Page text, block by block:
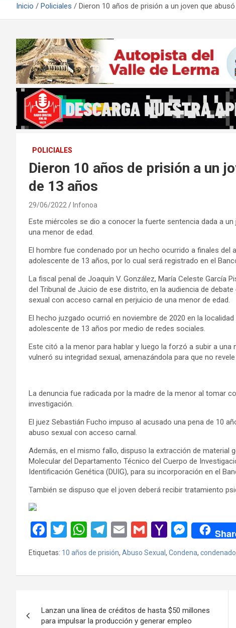
Inicio Policiales Dieron 10 años de prisión a un joven que
POLICIALES
Dieron 10 años de prisión a un
de 13 años
29/06/2022 Infonoa
Este miércoles se dio a conocer la fuerte sentencia dada a
una menor de edad.
El hombre fue condenado por un hecho ocurrido a finales del
adolescente de 13 años, por lo cual será registrado en el
La fiscal penal de Joaquín V. González, María Celeste García
del Tribunal de Juicio de ese distrito, en la audiencia de
sexual con acceso carnal en perjuicio de una menor de edad.
El hecho juzgado ocurrió en noviembre de 2020 en la
adolescente de 13 años por medio de redes sociales.
Este citó a la menor para hablar y luego la forzó a subir a
vulneró su integridad sexual, amenazándola para que no
La denuncia fue radicada por la madre de la menor al tomar
investigación.
El juez Sebastián Fucho impuso al acusado una pena de 10
abuso sexual con acceso carnal.
Además, en el mismo fallo, dispuso la extracción de material
Molecular del Departamento Técnico del Cuerpo de
Identificación Genética (DUIG), para su incorporación en el
También se dispuso que el joven deberá recibir tratamiento
F
a
ce
b
o
T
wi
tt
er
W
h
at
s
p
T
el
e
gr
m
E
m
ail
G
m
ail
Y
a
h
o
M
M
se
n
er
Etiquetas: 10 años de prisión, Abuso Sexual, Condena, condenado
de
Lanzan una línea de créditos de hasta $50 millones
para impulsar la producción y generar empleo